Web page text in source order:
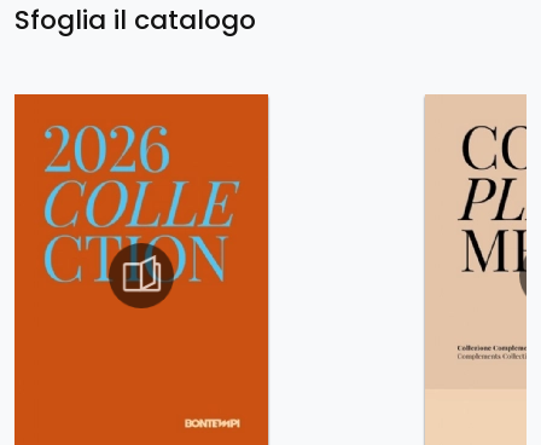
Sfoglia il catalogo